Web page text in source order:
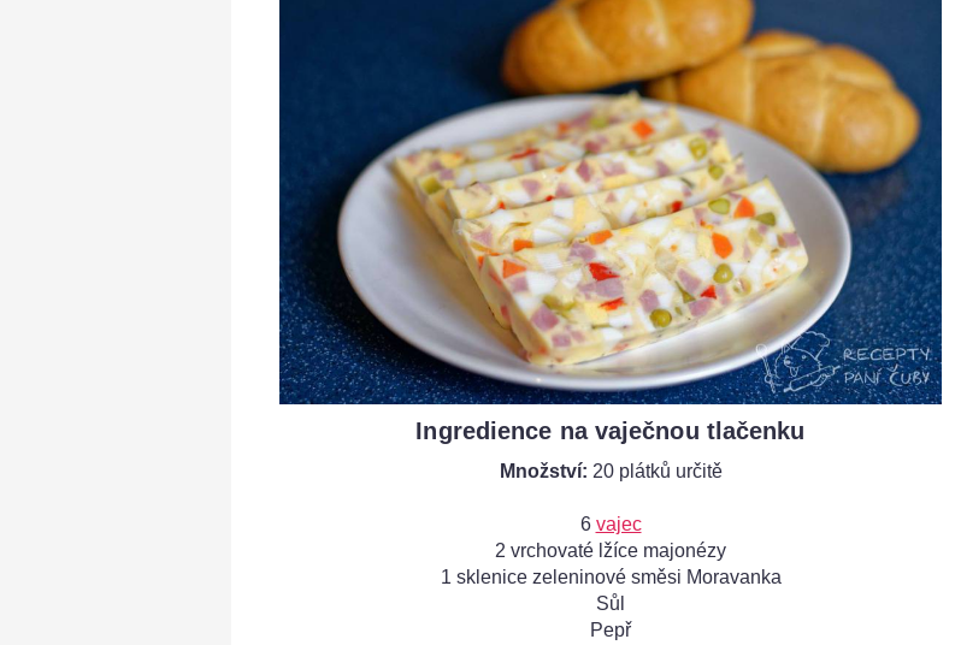
Ingredience na vaječnou tlačenku
Množství: 20 plátků určitě
6 vajec
2 vrchovaté lžíce majonézy
1 sklenice zeleninové směsi Moravanka
Sůl
Pepř